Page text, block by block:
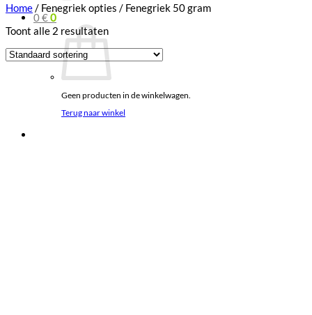
0€0
Geen producten in de winkelwagen.
Terug naar winkel
Home/ Fenegriek opties / Fenegriek 50 gram
Toont alle 2 resultaten